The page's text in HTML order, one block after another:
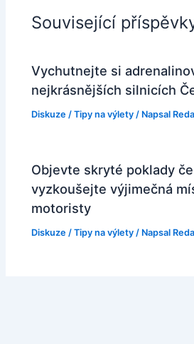
Související
Vychutnejte si
nejkrásnějších silnicích
Diskuze /Tipy na výlety / Napsal
Objevte skryté poklady
vyzkoušejte výjimečná
motoristy
Diskuze /Tipy na výlety / Napsal